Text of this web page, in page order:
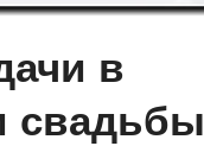
в
свадьбы